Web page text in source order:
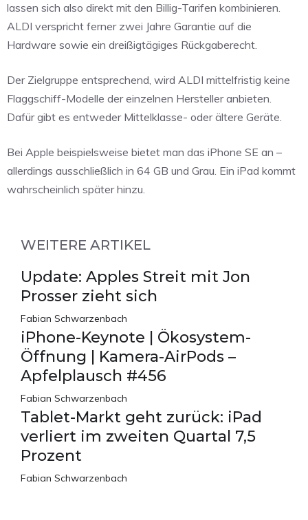
lassen sich also direkt mit den Billig-Tarifen kombinieren.
ALDI verspricht ferner zwei Jahre Garantie auf die
Hardware sowie ein dreißigtägiges Rückgaberecht.
Der Zielgruppe entsprechend, wird ALDI mittelfristig keine
Flaggschiff-Modelle der einzelnen Hersteller anbieten.
Dafür gibt es entweder Mittelklasse- oder ältere Geräte.
Bei Apple beispielsweise bietet man das iPhone SE an –
allerdings ausschließlich in 64 GB und Grau. Ein iPad kommt
wahrscheinlich später hinzu.
WEITERE ARTIKEL
Update: Apples Streit mit Jon
Prosser zieht sich
Fabian Schwarzenbach
iPhone-Keynote | Ökosystem-
Öffnung | Kamera-AirPods –
Apfelplausch #456
Fabian Schwarzenbach
Tablet-Markt geht zurück: iPad
verliert im zweiten Quartal 7,5
Prozent
Fabian Schwarzenbach